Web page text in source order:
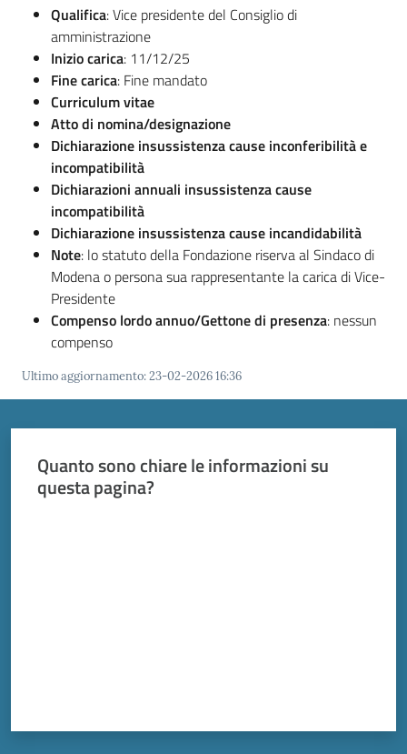
Vivere
Modena
Argomenti
Seguici
su
Qualifica: Vice presidente del Consiglio di
amministrazione
Inizio carica: 11/12/25
Fine carica: Fine mandato
Curriculum vitae
Atto di nomina/designazione
Dichiarazione insussistenza cause inconferibilità e
incompatibilità
Dichiarazioni annuali insussistenza cause
incompatibilità
Dichiarazione insussistenza cause incandidabilità
Note: lo statuto della Fondazione riserva al Sindaco di
Modena o persona sua rappresentante la carica di Vice-
Presidente
Compenso lordo annuo/Gettone di presenza: nessun
compenso
Ultimo aggiornamento:23-02-2026 16:36
Quanto sono chiare le informazioni su
questa pagina?